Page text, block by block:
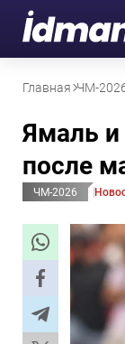
Главная ЧМ-
Ямаль и
после
ЧМ-2026